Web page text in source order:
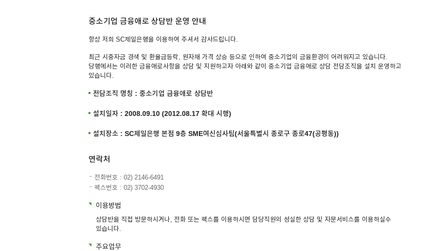
중소기업 금융애로 상담반 운영 안내
항상 저희 SC제일은행을 이용하여 주셔서 감사드립니다.
최근 시중자금 경색 및 환율급등락, 원자재 가격 상승 등으로 인하여 중소기업의 금융환경이 어려워지고 있습니다.
당행에서는 이러한 금융애로사항을 상담 및 지원하고자 아래와 같이 중소기업 금융애로 상담 전담조직을 설치 운영하고
있습니다.
전담조직 명칭 : 중소기업 금융애로 상담반
설치일자 : 2008.09.10 (2012.08.17 확대 시행)
설치장소 : SC제일은행 본점 9층 SME여신심사팀(서울특별시 종로구 종로47(공평동))
연락처
전화번호 : 02) 2146-6491
팩스번호 : 02) 3702-4930
이용방법
상담반을 직접 방문하시거나, 전화 또는 팩스를 이용하시면 담당직원의 성실한 상담 및 자문서비스를 이용하실수
있습니다.
주요업무